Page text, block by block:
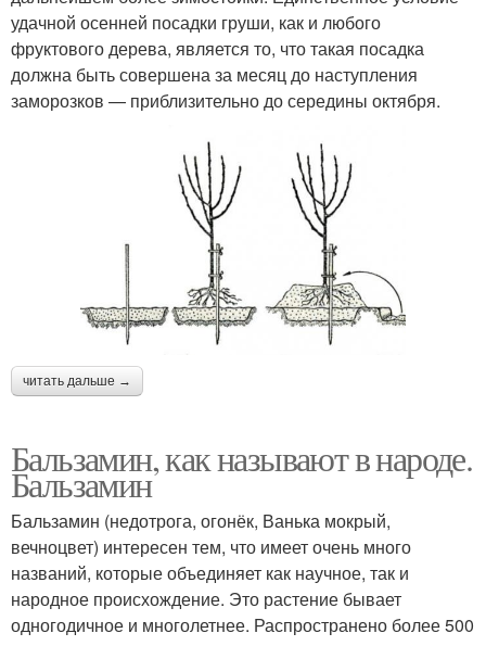
удачной осенней посадки груши, как и любого
фруктового дерева, является то, что такая посадка
должна быть совершена за месяц до наступления
заморозков — приблизительно до середины октября.
читать дальше →
Бальзамин, как называют в народе.
Бальзамин
Бальзамин (недотрога, огонёк, Ванька мокрый,
вечноцвет) интересен тем, что имеет очень много
названий, которые объединяет как научное, так и
народное происхождение. Это растение бывает
одногодичное и многолетнее. Распространено более 500